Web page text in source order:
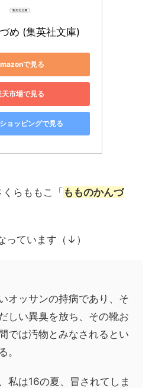
め (集英社文庫)
で見る
天市場で見る
ョッピングで見る
らももこ「 もものかんづ
っています（↓）
オッサンの持病であり、そ
しい異臭を放ち、その靴お
では汚物とみなされるとい
。
私は16の夏、冒されてしま